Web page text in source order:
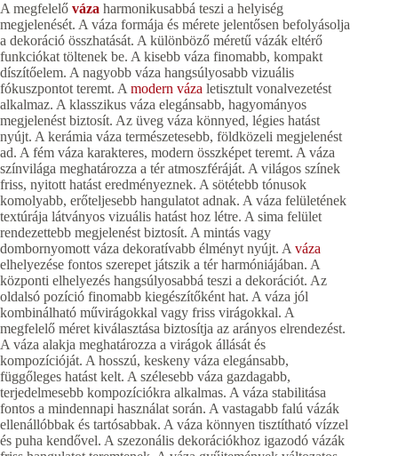
A megfelelő váza harmonikusabbá teszi a helyiség
megjelenését. A váza formája és mérete jelentősen befolyásolja
a dekoráció összhatását. A különböző méretű vázák eltérő
funkciókat töltenek be. A kisebb váza finomabb, kompakt
díszítőelem. A nagyobb váza hangsúlyosabb vizuális
fókuszpontot teremt. Amodern váza letisztult vonalvezetést
alkalmaz. A klasszikus váza elegánsabb, hagyományos
megjelenést biztosít. Az üveg váza könnyed, légies hatást
nyújt. A kerámia váza természetesebb, földközeli megjelenést
ad. A fém váza karakteres, modern összképet teremt. A váza
színvilága meghatározza a tér atmoszféráját. A világos színek
friss, nyitott hatást eredményeznek. A sötétebb tónusok
komolyabb, erőteljesebb hangulatot adnak. A váza felületének
textúrája látványos vizuális hatást hoz létre. A sima felület
rendezettebb megjelenést biztosít. A mintás vagy
dombornyomott váza dekoratívabb élményt nyújt. Aváza
elhelyezése fontos szerepet játszik a tér harmóniájában. A
központi elhelyezés hangsúlyosabbá teszi a dekorációt. Az
oldalsó pozíció finomabb kiegészítőként hat. A váza jól
kombinálható művirágokkal vagy friss virágokkal. A
megfelelő méret kiválasztása biztosítja az arányos elrendezést.
A váza alakja meghatározza a virágok állását és
kompozícióját. A hosszú, keskeny váza elegánsabb,
függőleges hatást kelt. A szélesebb váza gazdagabb,
terjedelmesebb kompozíciókra alkalmas. A váza stabilitása
fontos a mindennapi használat során. A vastagabb falú vázák
ellenállóbbak és tartósabbak. A váza könnyen tisztítható vízzel
és puha kendővel. A szezonális dekorációkhoz igazodó vázák